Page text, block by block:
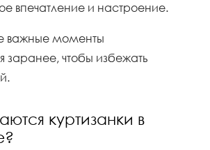
впечатление и настроение.
важные моменты
заранее, чтобы избежать
куртизанки в